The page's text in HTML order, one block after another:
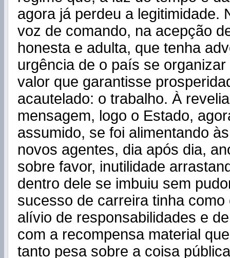
agora já perdeu a legitimidade.
voz de comando, na acepção
honesta e adulta, que tenha
urgência de o país se
valor que garantisse
acautelado: o trabalho. À
mensagem, logo o Estado,
assumido, se foi alimentando
novos agentes, dia após dia,
sobre favor, inutilidade
dentro dele se imbuiu sem
sucesso de carreira tinha
alívio de responsabilidades e
com a recompensa material
tanto pesa sobre a coisa